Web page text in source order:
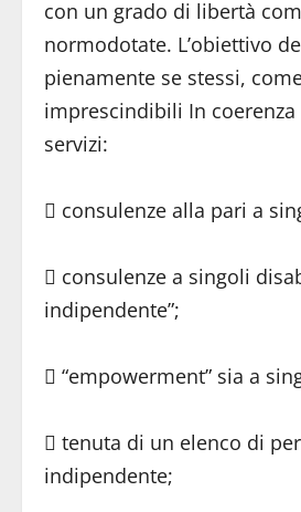
con un grado di libertà
normodotate. L’obiettivo
pienamente se stessi,
imprescindibili In
servizi:
 consulenze alla pari a
 consulenze a singoli
indipendente”;
 “empowerment” sia a
 tenuta di un elenco di
indipendente;